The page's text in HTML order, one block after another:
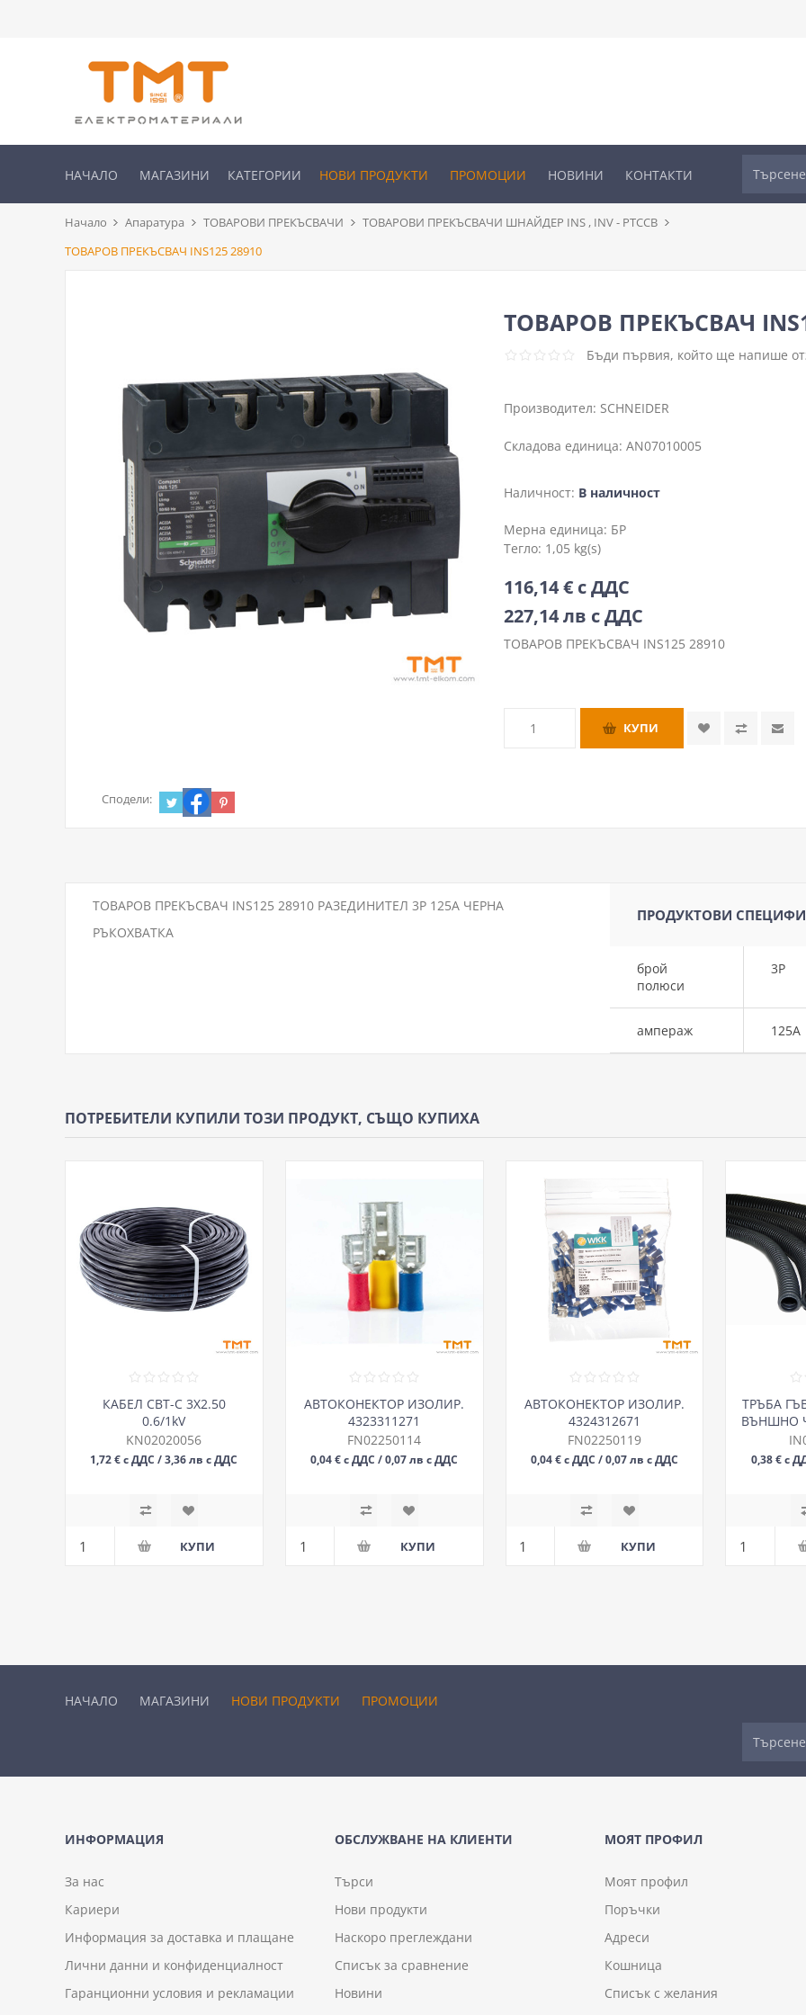
НАЧАЛО МАГАЗИНИ КАТЕГОРИИ НОВИ ПРОДУКТИ ПРОМОЦИИ НОВИНИ КОНТАКТИ
Начало Апаратура ТОВАРОВИ ПРЕКЪСВАЧИ
ТОВАРОВИ ПРЕКЪСВАЧИ ШНАЙДЕР INS , INV - PTCCB
ТОВАРОВ ПРЕКЪСВАЧ INS125 28910
ТОВАРОВ ПРЕКЪСВАЧ
Бъди първия, който ще напише
Производител: SCHNEIDER
Складова единица: AN07010005
Наличност: В наличност
Мерна единица: БР
Тегло: 1,05 kg(s)
116,14 € с ДДС
227,14 лв с ДДС
ТОВАРОВ ПРЕКЪСВАЧ INS125 28910
Сподели:
ТОВАРОВ ПРЕКЪСВАЧ INS125 28910 РАЗЕДИНИТЕЛ 3P 125A ЧЕРНА
РЪКОХВАТКА
ПРОДУКТОВИ
брой
полюси
3P
ампераж 125A
ПОТРЕБИТЕЛИ КУПИЛИ ТОЗИ ПРОДУКТ, СЪЩО КУПИХА
КАБЕЛ СВТ-С 3Х2.50
0.6/1kV
KN02020056
1,72 € с ДДС / 3,36 лв с ДДС
АВТОКОНЕКТОР ИЗОЛИР.
4323311271
6.3х0.8/1.5mm2
FN02250114
0,04 € с ДДС / 0,07 лв с ДДС
АВТОКОНЕКТОР ИЗОЛИР.
4324312671
6.3х0.8/2.5mm2
FN02250119
0,04 € с ДДС / 0,07 лв с ДДС
ТРЪБА
ВЪНШНО
0,38 € с
НАЧАЛО МАГАЗИНИ НОВИ ПРОДУКТИ ПРОМОЦИИ
ИНФОРМАЦИЯ
За нас
Кариери
Информация за доставка и плащане
Лични данни и конфиденциалност
Гаранционни условия и рекламации
ОБСЛУЖВАНЕ НА КЛИЕНТИ
Търси
Нови продукти
Наскоро преглеждани
Списък за сравнение
Новини
МОЯТ ПРОФИЛ
Моят профил
Поръчки
Адреси
Кошница
Списък с желания